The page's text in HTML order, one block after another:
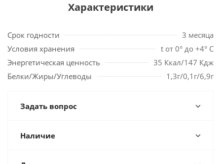
Характеристики
Срок годности
3 месяца
Условия хранения
t от 0° до +4° С
Энергетическая ценность
35 Ккал/147 Кдж
Белки/Жиры/Углеводы
1,3г/0,1г/6,9г
Задать вопрос
Наличие